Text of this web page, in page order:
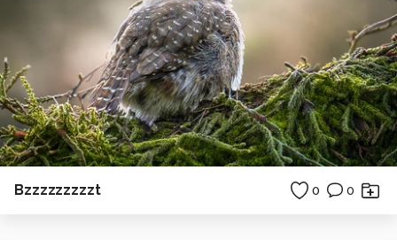
Bzzzzzzzzzt 0 0